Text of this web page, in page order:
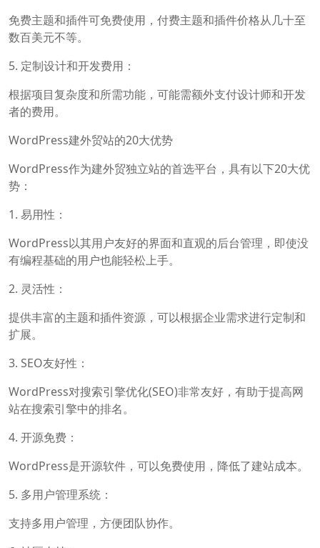
免费主题和插件可免费使用，付费主题和插件价格从几十至
数百美元不等。
5. 定制设计和开发费用：
根据项目复杂度和所需功能，可能需额外支付设计师和开发
者的费用。
WordPress建外贸站的20大优势
WordPress作为建外贸独立站的首选平台，具有以下20大优
势：
1. 易用性：
WordPress以其用户友好的界面和直观的后台管理，即使没
有编程基础的用户也能轻松上手。
2. 灵活性：
提供丰富的主题和插件资源，可以根据企业需求进行定制和
扩展。
3. SEO友好性：
WordPress对搜索引擎优化(SEO)非常友好，有助于提高网
站在搜索引擎中的排名。
4. 开源免费：
WordPress是开源软件，可以免费使用，降低了建站成本。
5. 多用户管理系统：
支持多用户管理，方便团队协作。